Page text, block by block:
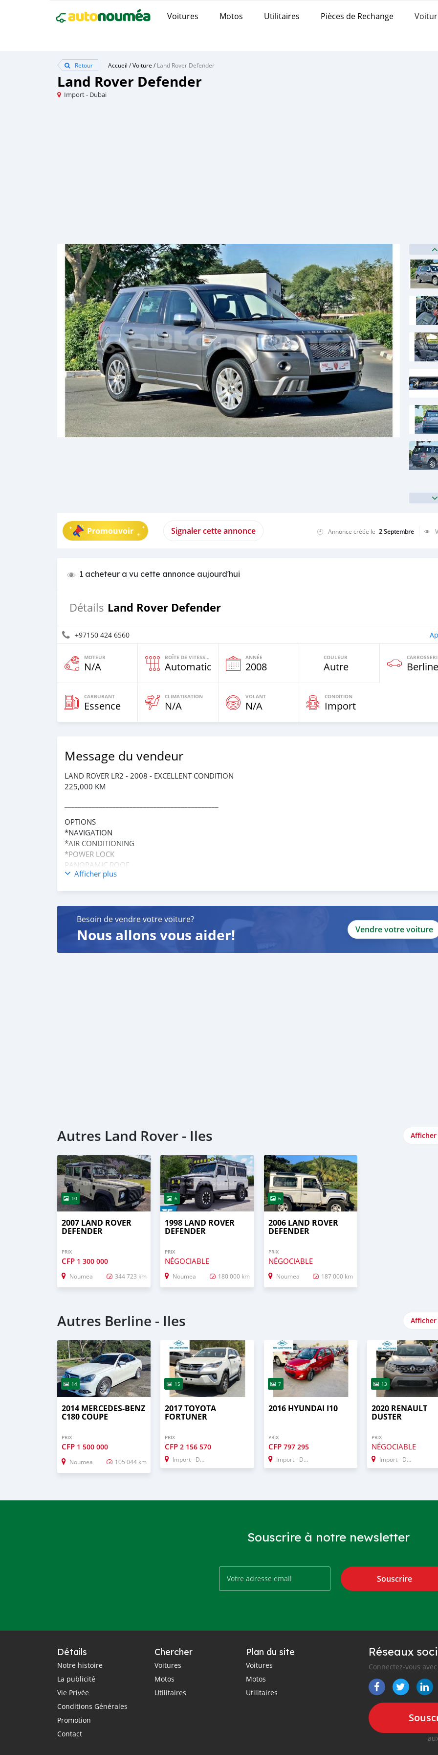
Voitures Motos Utilitaires Pièces de Rechange
Retour Accueil /Voiture /Land Rover Defender
Land Rover Defender
Import - Dubai
Promouvoir Signaler cette annonce Annonce créée le 2 Septembre
1 acheteur a vu cette annonce aujourd'hui
Détails Land Rover Defender
+97150 424 6560
MOTEUR
N/A
BOÎTE DE VITESSES
Automatique
ANNÉE
2008
COULEUR
Autre Berline
CARBURANT
Essence
CLIMATISATION
N/A
VOLANT
N/A
CONDITION
Import
Message du vendeur
LAND ROVER LR2 - 2008 - EXCELLENT CONDITION
225,000 KM
OPTIONS
*NAVIGATION
*AIR CONDITIONING
*POWER LOCK
PANORAMIC ROOF
Afficher plus
Besoin de vendre votre voiture?
Nous allons vous aider! Vendre votre voiture
Autres Land Rover - Iles
10
2007 LAND ROVER
DEFENDER
PRIX
CFP 1 300 000
Noumea 344 723 km
6
1998 LAND ROVER
DEFENDER
PRIX
NÉGOCIABLE
Noumea 180 000 km
6
2006 LAND ROVER
DEFENDER
PRIX
NÉGOCIABLE
Noumea 187 000 km
Autres Berline - Iles
14
2014 MERCEDES-BENZ
C180 COUPE
PRIX
CFP 1 500 000
Noumea 105 044 km
15
2017 TOYOTA
FORTUNER
PRIX
CFP2 156 570
Import - Dubai
7
2016 HYUNDAI I10
PRIX
CFP 797 295
Import - Dubai
13
2020 RENAULT
DUSTER
PRIX
NÉGOCIABLE
Import - Dubai
Souscrire à notre newsletter
Souscrire
Détails
Notre histoire
La publicité
Vie Privée
Conditions Générales
Promotion
Contact
Chercher
Voitures
Motos
Utilitaires
Plan du site
Voitures
Motos
Utilitaires
Réseaux
Connectez-vous